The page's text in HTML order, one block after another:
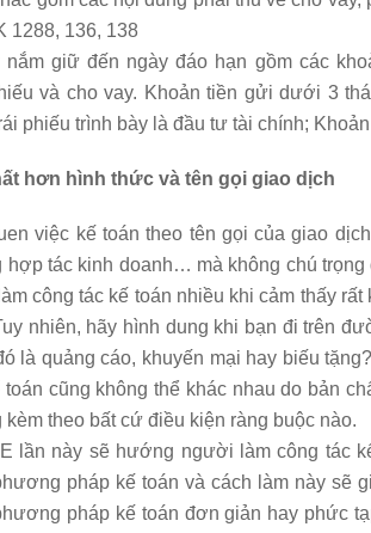
1288, 136, 138
giữ đến ngày đáo hạn gồm các
và cho vay. Khoản tiền gửi dưới 3
phiếu trình bày là đầu tư tài chính;
hơn hình thức và tên gọi giao dịch
việc kế toán theo tên gọi của giao
hợp tác kinh doanh… mà không chú
công tác kế toán nhiều khi cảm thấy
nhiên, hãy hình dung khi bạn đi trên
là quảng cáo, khuyến mại hay biếu
cũng không thể khác nhau do bản
kèm theo bất cứ điều kiện ràng buộc nào.
lần này sẽ hướng người làm công tác
pháp kế toán và cách làm này sẽ
pháp kế toán đơn giản hay phức